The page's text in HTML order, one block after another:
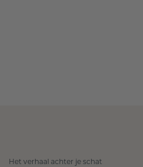
Het verhaal achter je schat